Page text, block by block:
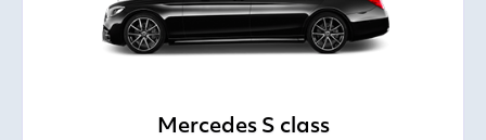
Mercedes S class